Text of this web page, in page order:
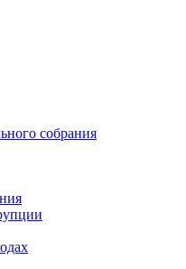
собрания